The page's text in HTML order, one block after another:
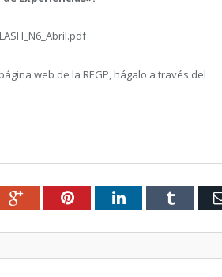
web de la REGP, hágalo a través del
Google+PinterestLinkedInTumblr